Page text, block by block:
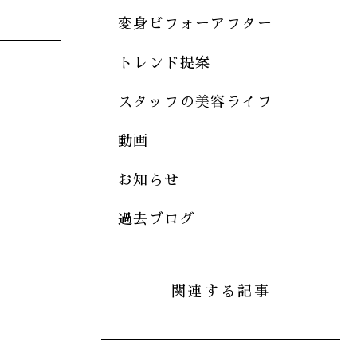
変身ビフォーアフター
トレンド提案
スタッフの美容ライフ
動画
お知らせ
過去ブログ
関連する記事